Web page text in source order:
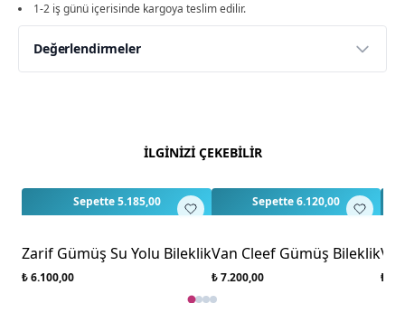
1-2 iş günü içerisinde kargoya teslim edilir.
Değerlendirmeler
Bu ürün için henüz değerlendirme yapılmamış.
İLGİNİZİ ÇEKEBİLİR
Sepette 5.185,00
Zarif Gümüş Su Yolu Bileklik
₺ 6.100,00
Sepette 6.120,00
Van Cleef Gümüş Bileklik
₺ 7.200,00 ₺